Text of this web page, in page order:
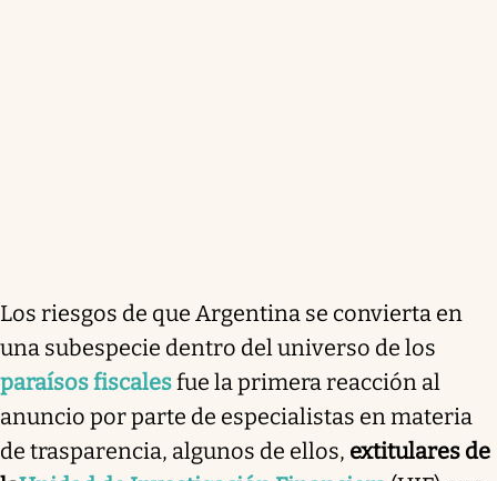
Los riesgos de que Argentina se convierta en
una subespecie dentro del universo de los
paraísos fiscalesfue la primera reacción al
anuncio por parte de especialistas en materia
de trasparencia, algunos de ellos, extitulares de